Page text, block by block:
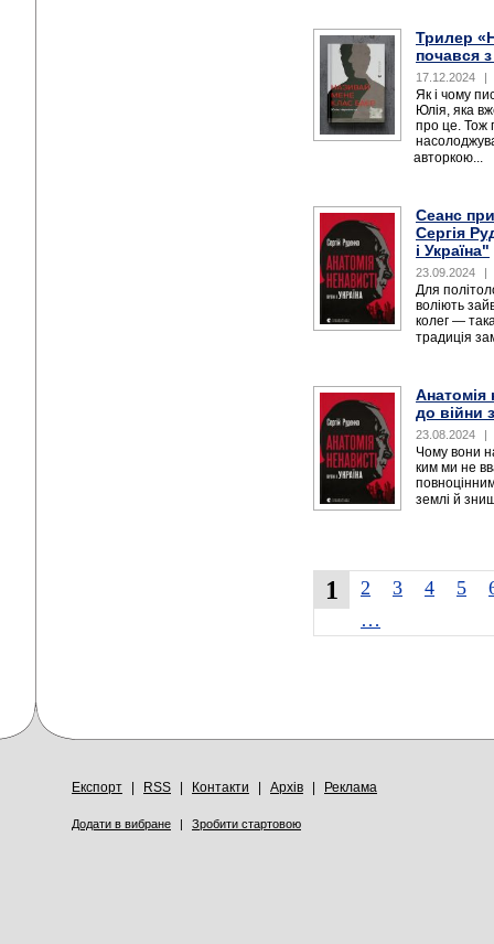
Трилер
почався
17.12.2024 |
Як і чому
Юлія, яка
про це. Тож
авторкою...
Сеанс
Сергія
і Україна"
23.09.2024 |
Для
воліють
колег —
традиція
Анатомія
до війни
23.08.2024 |
Чому вони
ким ми не
землі й
1 2 3 4 5
…
Експорт RSS Контакти Архів Реклама
Додати в вибране | Зробити стартовою